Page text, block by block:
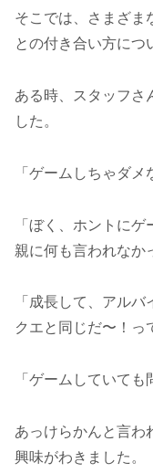
そこでは、さまざま
との付き合い方につ
ある時、スタッフさ
した。
「ゲームしちゃダメ
「ぼく、ホントに
親に何も言われなか
「成長して、アル
クエと同じだ〜！っ
「ゲームしていても
あっけらかんと言わ
興味がわきました。